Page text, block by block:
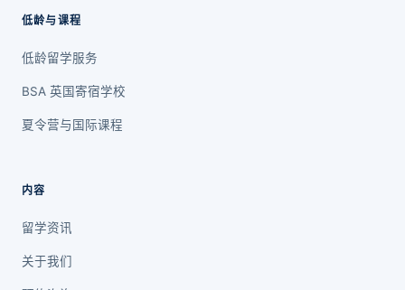
低龄与课程
低龄留学服务
BSA 英国寄宿学校
夏令营与国际课程
内容
留学资讯
关于我们